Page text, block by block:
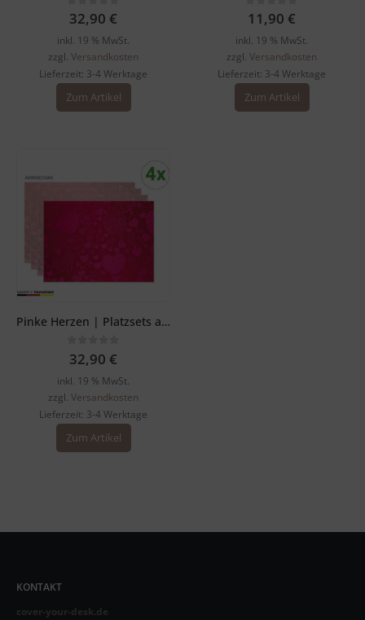
0out of 5
32,90 €
inkl. 19 % MwSt.
zzgl. Versandkosten
Lieferzeit: 3-4 Werktage
Zum Artikel
0out of 5
11,90 €
inkl. 19 % MwSt.
zzgl. Versandkosten
Lieferzeit: 3-4 Werktage
Zum Artikel
Pinke Herzen | Platzsets aus Premium-Vinyl 44 x 32 cm – 4 Stück
0out of 5
32,90 €
inkl. 19 % MwSt.
zzgl. Versandkosten
Lieferzeit: 3-4 Werktage
Zum Artikel
KONTAKT
cover-your-desk.de